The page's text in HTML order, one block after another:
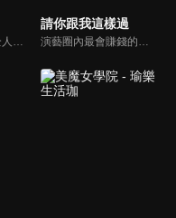
結合醫療專業及全人關懷的新型態節目，主持人黃瑽寧醫師親訪家庭，跨領域醫療顧問團全方位檢視，提供最完整、實用和正確的資訊來守護孩子的健康。
請你跟我這樣過
演藝圈內最會賺錢的侯昌明，以親身經歷教你理財；採訪經歷豐沛的黃文華，把所見所聞通通報你哉。不論是理財知識、兩性問題、生活資訊，完全貼近市井小民的所需所求，保證讓你生活過更好！